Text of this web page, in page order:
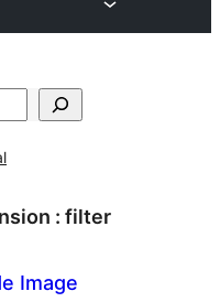
: filter
Image